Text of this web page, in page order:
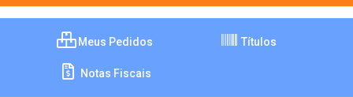
Meus Pedidos Títulos
Notas Fiscais